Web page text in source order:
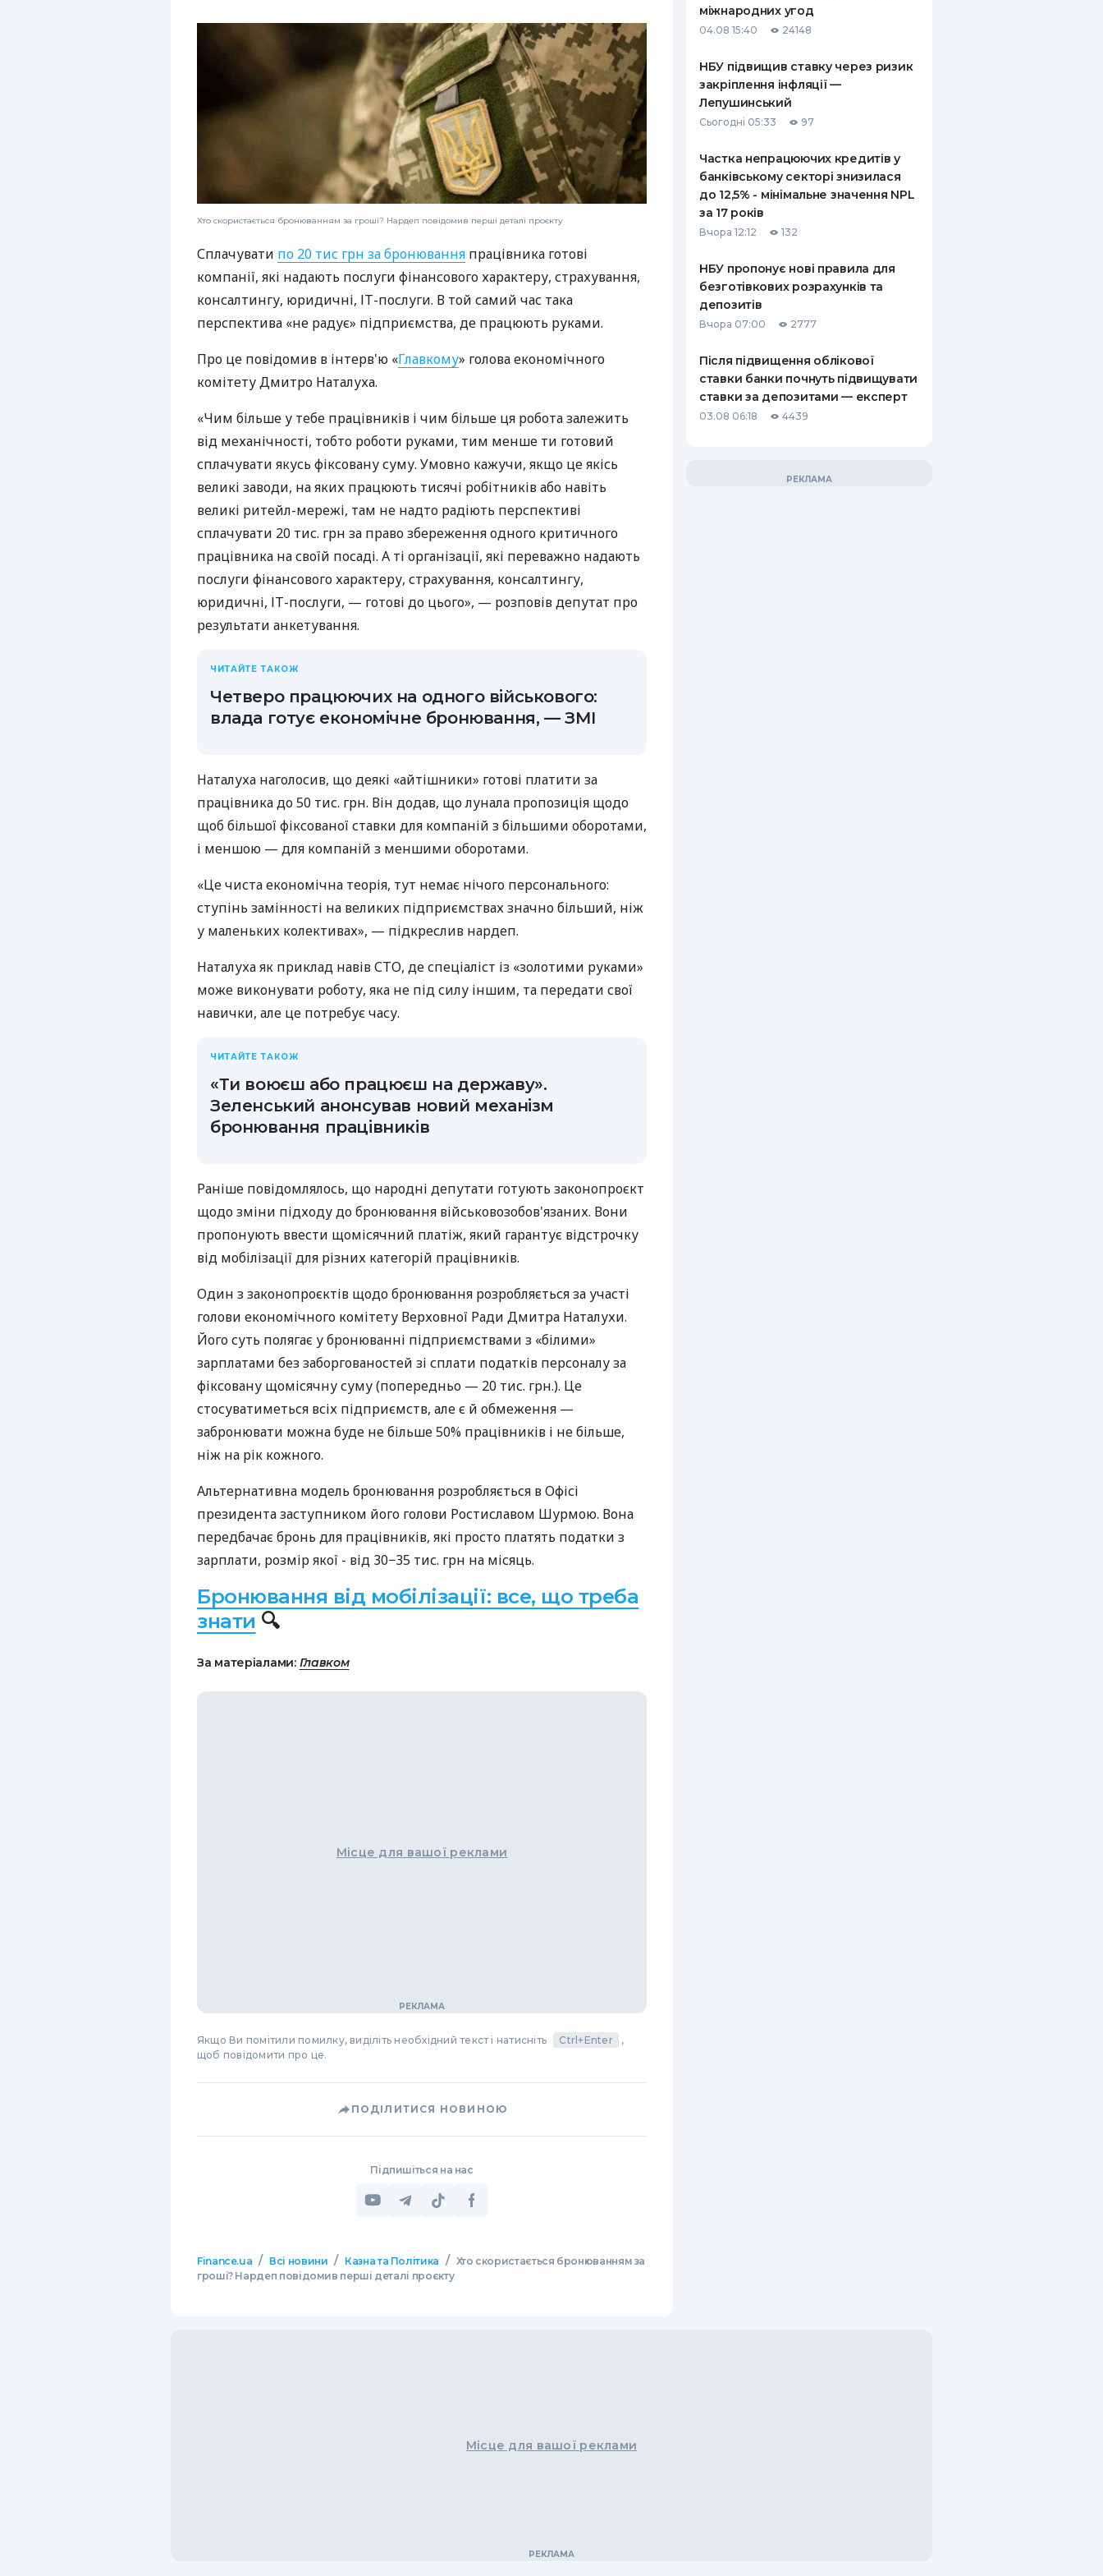
РЕЙТИНГ ДЕБЕТОВИХ
КАРТОК
ЩОМІСЯЧНИЙ ОГЛЯД
КЕШБЕКУ
ПУТІВНИКИ ПО
БАНКІВСЬКИХ КАРТКАХ
ПУТІВНИКИ ПО
ВСІ СТРАХОВІ ПОЛІСИ
СТРАХОВІ КОМПАНІЇ
КОМПАНІЇ
ДОСТАВКА І ОПЛАТА
КОНТАКТИ
Хто скористається бронюванням за гроші? Нардеп повідомив перші деталі проєкту
Сплачувати по 20 тис грн за бронювання працівника готові
компанії, які надають послуги фінансового характеру, страхування,
консалтингу, юридичні, ІТ-послуги. В той самий час така
перспектива «не радує» підприємства, де працюють руками.
Про це повідомив в інтерв'ю «Главкому» голова економічного
комітету Дмитро Наталуха.
«Чим більше у тебе працівників і чим більше ця робота залежить
від механічності, тобто роботи руками, тим менше ти готовий
сплачувати якусь фіксовану суму. Умовно кажучи, якщо це якісь
великі заводи, на яких працюють тисячі робітників або навіть
великі ритейл-мережі, там не надто радіють перспективі
сплачувати 20 тис. грн за право збереження одного критичного
працівника на своїй посаді. А ті організації, які переважно надають
послуги фінансового характеру, страхування, консалтингу,
юридичні, ІТ-послуги, — готові до цього», — розповів депутат про
результати анкетування.
ЧИТАЙТЕ ТАКОЖ
Четверо працюючих на одного військового:
влада готує економічне бронювання, — ЗМІ
Наталуха наголосив, що деякі «айтішники» готові платити за
працівника до 50 тис. грн. Він додав, що лунала пропозиція щодо
щоб більшої фіксованої ставки для компаній з більшими оборотами,
і меншою — для компаній з меншими оборотами.
«Це чиста економічна теорія, тут немає нічого персонального:
ступінь замінності на великих підприємствах значно більший, ніж
у маленьких колективах», — підкреслив нардеп.
Наталуха як приклад навів СТО, де спеціаліст із «золотими руками»
може виконувати роботу, яка не під силу іншим, та передати свої
навички, але це потребує часу.
ЧИТАЙТЕ ТАКОЖ
«Ти воюєш або працюєш на державу».
Зеленський анонсував новий механізм
бронювання працівників
Раніше повідомлялось, що народні депутати готують законопроєкт
щодо зміни підходу до бронювання військовозобов'язаних. Вони
пропонують ввести щомісячний платіж, який гарантує відстрочку
від мобілізації для різних категорій працівників.
Один з законопроєктів щодо бронювання розробляється за участі
голови економічного комітету Верховної Ради Дмитра Наталухи.
Його суть полягає у бронюванні підприємствами з «білими»
зарплатами без заборгованостей зі сплати податків персоналу за
фіксовану щомісячну суму (попередньо — 20 тис. грн.). Це
стосуватиметься всіх підприємств, але є й обмеження —
забронювати можна буде не більше 50% працівників і не більше,
ніж на рік кожного.
Альтернативна модель бронювання розробляється в Офісі
президента заступником його голови Ростиславом Шурмою. Вона
передбачає бронь для працівників, які просто платять податки з
зарплати, розмір якої - від 30−35 тис. грн на місяць.
Бронювання від мобілізації: все, що треба
знати 🔍
За матеріалами: Главком
Місце для вашої реклами
Якщо Ви помітили помилку, виділіть необхідний текст і натисніть Ctrl+Enter
,
щоб повідомити про це.
ПОДІЛИТИСЯ НОВИНОЮ
Підпишіться на нас
Finance.ua / Всі новини / Казна та Політика / Хто скористається бронюванням за
гроші? Нардеп повідомив перші деталі проєкту
міжнародних угод
04.08 15:40 24148
НБУ підвищив ставку через ризик
закріплення інфляції —
Лепушинський
Сьогодні 05:33 97
Частка непрацюючих кредитів у
банківському секторі знизилася
до 12,5% - мінімальне значення NPL
за 17 років
Вчора 12:12 132
НБУ пропонує нові правила для
безготівкових розрахунків та
депозитів
Вчора 07:00 2777
Після підвищення облікової
ставки банки почнуть підвищувати
ставки за депозитами — експерт
03.08 06:18 4439
Місце для вашої реклами